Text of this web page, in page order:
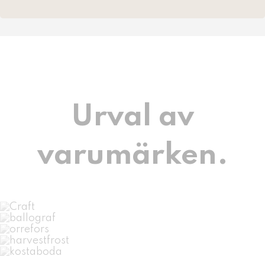
Urval av
varumärken.